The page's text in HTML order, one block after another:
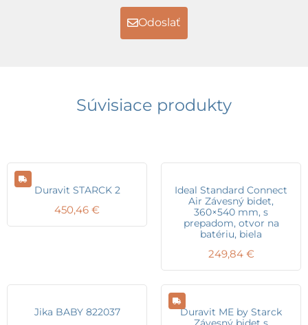
Odoslať
Súvisiace produkty
Duravit STARCK 2
450,46 €
Ideal Standard Connect
Air Závesný bidet,
360×540 mm, s
prepadom, otvor na
batériu, biela
249,84 €
Jika BABY 822037
Duravit ME by Starck